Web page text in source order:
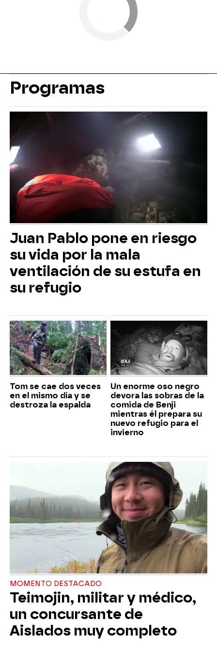
Programas
Juan Pablo pone en riesgo
su vida por la mala
ventilación de su estufa en
su refugio
Tom se cae dos veces
en el mismo día y se
destroza la espalda
Un enorme oso negro
devora las sobras de la
comida de Benji
mientras él prepara su
nuevo refugio para el
invierno
MOMENTO DESTACADO
Teimojin, militar y médico,
un concursante de
Aislados muy completo